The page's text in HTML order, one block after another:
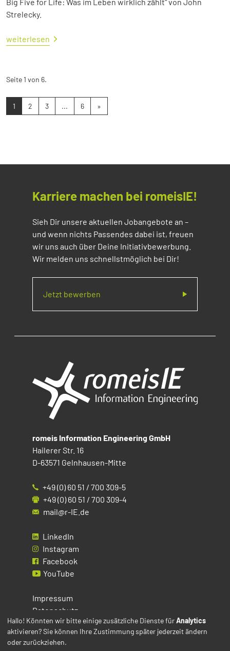
Strelecky.
weiterlesen
Seite 1 von 6.
1 2 3 ... 6 »
Karriere machen bei romeisIE!
Sieh Dir unsere aktuellen Jobangebote an –
und wenn nichts Passendes dabei ist, freuen
wir uns auch über Deine Initiativbewerbung.
Wir melden uns schnellstmöglich bei Dir!
Jetzt bewerben
romeis Information Engineering GmbH
Hailerer Str. 16
D-63571 Gelnhausen-Mitte
+49 (0) 60 51 / 700 309-5
+49 (0) 60 51 / 700 309-4
mail@r-IE.de
LinkedIn
Instagram
Facebook
YouTube
Impressum
Datenschutz
Cookies
Hallo! Könnten wir bitte einige zusätzliche Dienste fürAnalytics
aktivieren? Sie können Ihre Zustimmung später jederzeit ändern
oder zurückziehen.